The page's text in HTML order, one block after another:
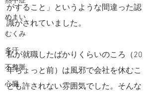
めまい
むくみ
多汗
不整脈
心臓
がすること」というような間違った認
識がされていました。
私が就職したばかりくらいのころ（20
年ちょっと前）は風邪で会社を休むこ
とも許されない雰囲気でした。そんな